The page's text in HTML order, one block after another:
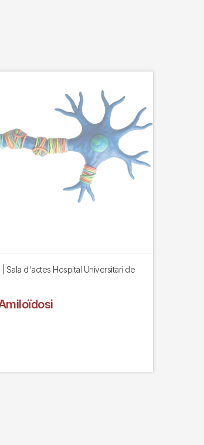
| Sala d'actes Hospital Universitari de